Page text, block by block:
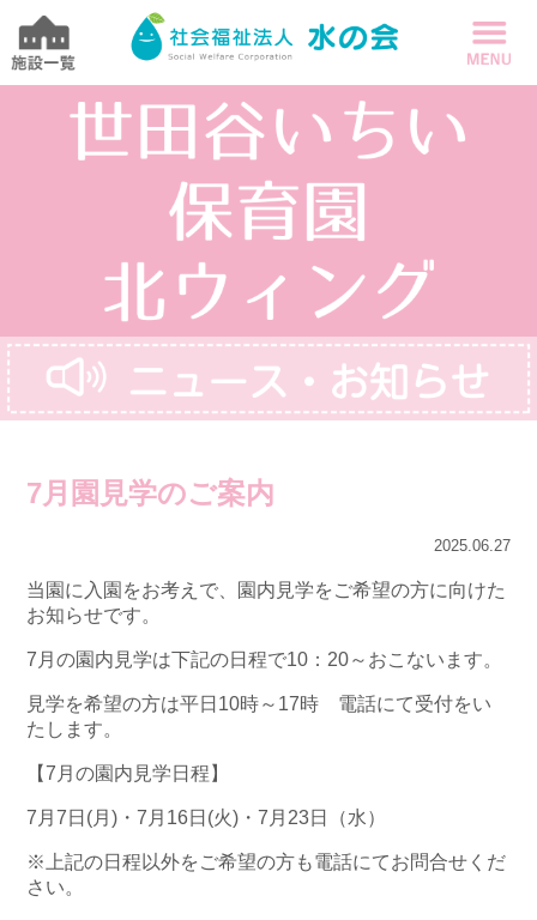
7月園見学のご案内
2025.06.27
当園に入園をお考えで、園内見学をご希望の方に向けた
お知らせです。
7月の園内見学は下記の日程で10：20～おこないます。
見学を希望の方は平日10時～17時 電話にて受付をい
たします。
【7月の園内見学日程】
7月7日(月)・7月16日(火)・7月23日（水）
※上記の日程以外をご希望の方も電話にてお問合せくだ
さい。